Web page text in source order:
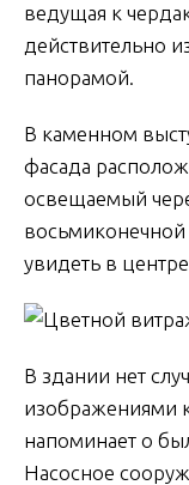
ведущая к
действительно
панорамой.
В каменном
фасада
освещаемый
увидеть в
В здании нет
изображениями
напоминает о
Насосное